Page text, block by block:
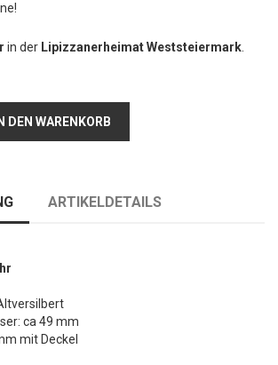
in der Lipizzanerheimat Weststeiermark
IN DEN WARENKORB
ARTIKELDETAILS
ca 49 mm
mit Deckel